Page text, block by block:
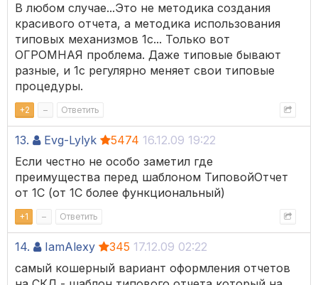
В любом случае...Это не методика создания
красивого отчета, а методика использования
типовых механизмов 1с... Только вот
ОГРОМНАЯ проблема. Даже типовые бывают
разные, и 1с регулярно меняет свои типовые
процедуры.
+2 – Ответить
13. Evg-Lylyk 5474 16.12.09 19:22
Если честно не особо заметил где
преимущества перед шаблоном ТиповойОтчет
от 1С (от 1С более функциональный)
+1 – Ответить
14. IamAlexy 345 17.12.09 02:22
самый кошерный вариант оформления отчетов